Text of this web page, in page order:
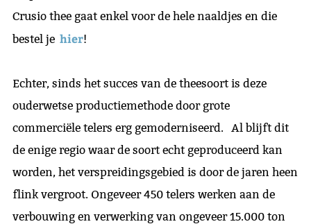
Crusio thee gaat enkel voor de hele naaldjes en die
bestel je hier!
Echter, sinds het succes van de theesoort is deze
ouderwetse productiemethode door grote
commerciële telers erg gemoderniseerd. Al blijft dit
de enige regio waar de soort echt geproduceerd kan
worden, het verspreidingsgebied is door de jaren heen
flink vergroot. Ongeveer 450 telers werken aan de
verbouwing en verwerking van ongeveer 15.000 ton